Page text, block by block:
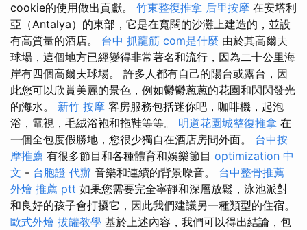
cookie的使用做出貢獻。 竹東整復推拿 后里按摩 在安塔利
亞（Antalya）的東部，它是在寬闊的沙灘上建造的，並設
有高質量的酒店。 台中 抓龍筋 com是什麼 由於其高爾夫
球場，這個地方已經變得非常著名和流行，因為二十公里海
岸有四個高爾夫球場。 許多人都有自己的陽台或露台，因
此您可以欣賞美麗的景色，例如鬱鬱蔥蔥的花園和閃閃發光
的海水。 新竹 按摩 客房服務包括迷你吧，咖啡機，起泡
浴，電視，毛絨浴袍和拖鞋等等。 明道花園城整復推拿 在
一個全包度假勝地，您很少獨自在酒店房間外面。 台中按
摩推薦 有很多節目和各種體育和娛樂節目 optimization 中
文 - 台胞證 代辦 音樂和連續的背景噪音。 台中整骨推薦
外燴 推薦 ptt 如果您需要完全寧靜和深層放鬆，泳池派對
和良好的孩子會打擾它，因此我們建議另一種類型的住宿。
歐式外燴 拔罐教學 基於上述內容，我們可以得出結論，包